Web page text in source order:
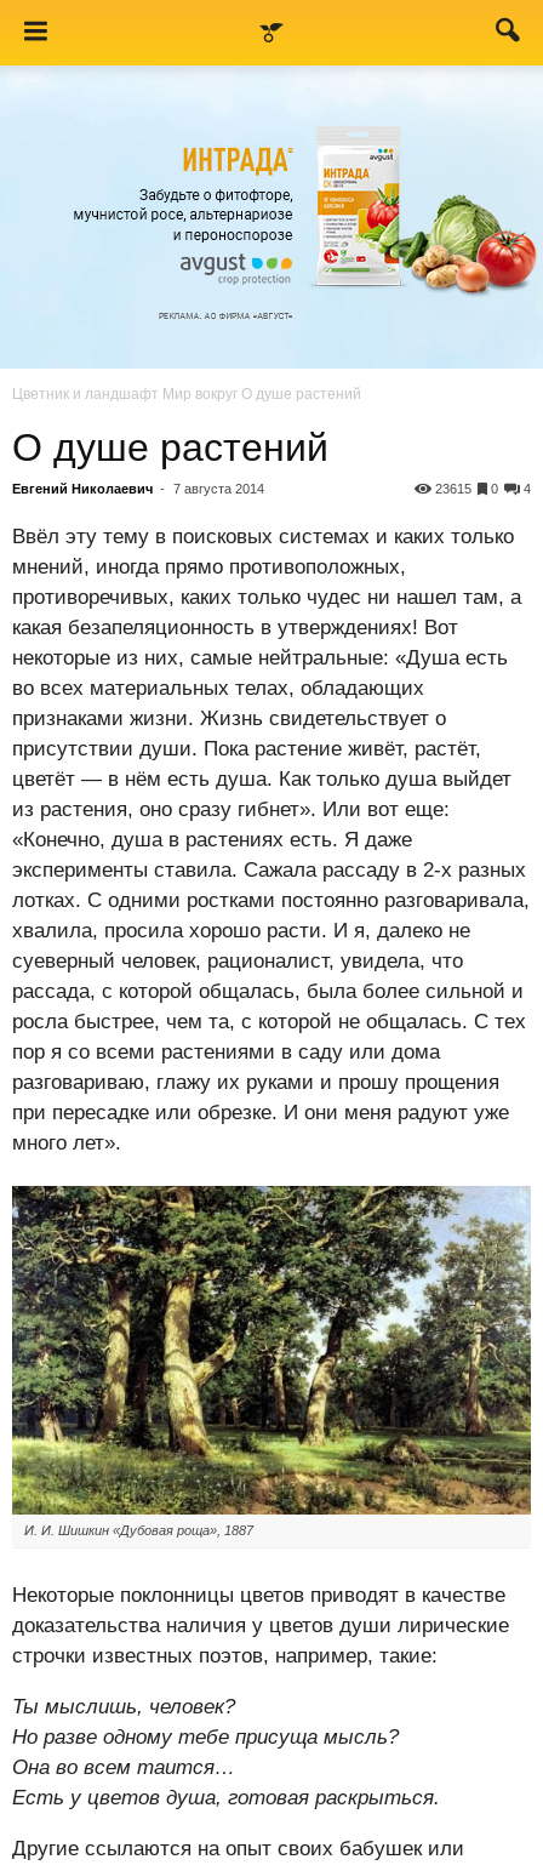
Цветник и ландшафт Мир вокруг О душе растений
О душе растений
Евгений Николаевич - 7 августа 2014 4
0
23615
Ввёл эту тему в поисковых системах и каких только
мнений, иногда прямо противоположных,
противоречивых, каких только чудес ни нашел там, а
какая безапеляционность в утверждениях! Вот
некоторые из них, самые нейтральные: «Душа есть
во всех материальных телах, обладающих
признаками жизни. Жизнь свидетельствует о
присутствии души. Пока растение живёт, растёт,
цветёт — в нём есть душа. Как только душа выйдет
из растения, оно сразу гибнет». Или вот еще:
«Конечно, душа в растениях есть. Я даже
эксперименты ставила. Сажала рассаду в 2-х разных
лотках. С одними ростками постоянно разговаривала,
хвалила, просила хорошо расти. И я, далеко не
суеверный человек, рационалист, увидела, что
рассада, с которой общалась, была более сильной и
росла быстрее, чем та, с которой не общалась. С тех
пор я со всеми растениями в саду или дома
разговариваю, глажу их руками и прошу прощения
при пересадке или обрезке. И они меня радуют уже
много лет».
И. И. Шишкин «Дубовая роща», 1887
Некоторые поклонницы цветов приводят в качестве
доказательства наличия у цветов души лирические
строчки известных поэтов, например, такие:
Ты мыслишь, человек?
Но разве одному тебе присуща мысль?
Она во всем таится…
Есть у цветов душа, готовая раскрыться.
Другие ссылаются на опыт своих бабушек или